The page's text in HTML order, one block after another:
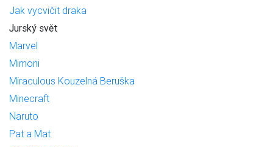
Jak vycvičit draka
Jurský svět
Marvel
Mimoni
Miraculous Kouzelná Beruška
Minecraft
Naruto
Pat a Mat